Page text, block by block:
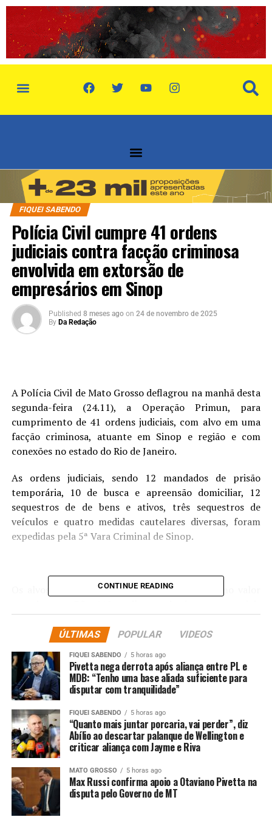
FIQUEI SABENDO
Polícia Civil cumpre 41 ordens
judiciais contra facção criminosa
envolvida em extorsão de
empresários em Sinop
Published 8 meses ago on 24 de novembro de 2025
By Da Redação
A Polícia Civil de Mato Grosso deflagrou na manhã desta
segunda-feira (24.11), a Operação Primun, para
cumprimento de 41 ordens judiciais, com alvo em uma
facção criminosa, atuante em Sinop e região e com
conexões no estado do Rio de Janeiro.
As ordens judiciais, sendo 12 mandados de prisão
temporária, 10 de busca e apreensão domiciliar, 12
sequestros de de bens e ativos, três sequestros de
veículos e quatro medidas cautelares diversas, foram
expedidas pela 5ª Vara Criminal de Sinop.
Os alvos são suspeitos do crime de extorsão, no valor
empresários do município de Sinop. Os mandados foram
expedidos com base em investigações conduzidas
são cumpridos no município mato-grossense e quatro
delas na cidade do Rio de Janeiro (RJ).
O cumprimento das ordens judiciais conta com o apoio
da equipe da Delegacia Especializada de Roubos e Furtos
(Derf) de Sinop. A ação resultou na apreensão de três
armas de fogo tipo pistola e no sequestro do valor de R$
169 mil.
CONTINUE READING
ÚLTIMAS POPULAR VIDEOS
FIQUEI SABENDO 5 horas ago
Pivetta nega derrota após aliança entre PL e
MDB: “Tenho uma base aliada suficiente para
disputar com tranquilidade”
FIQUEI SABENDO 5 horas ago
“Quanto mais juntar porcaria, vai perder”, diz
Abílio ao descartar palanque de Wellington e
criticar aliança com Jayme e Riva
MATO GROSSO 5 horas ago
Max Russi confirma apoio a Otaviano Pivetta na
disputa pelo Governo de MT